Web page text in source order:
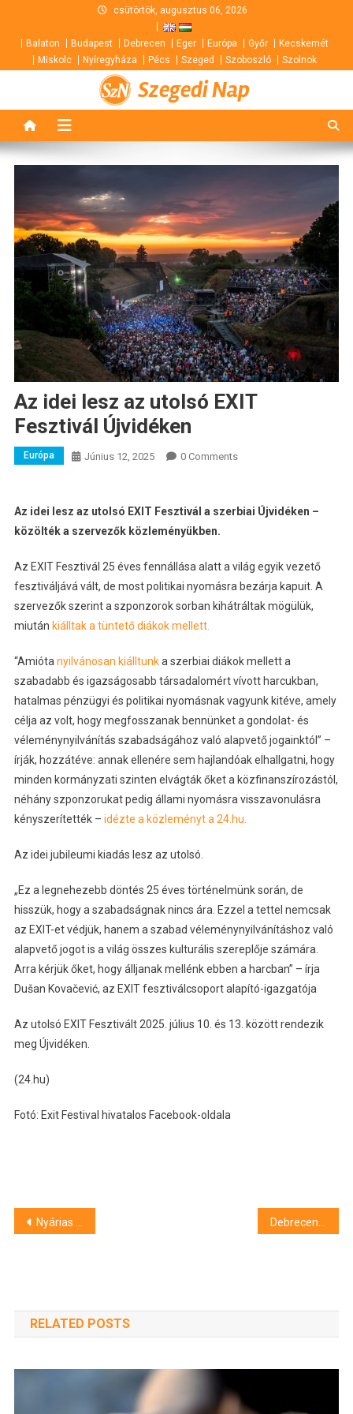
content
csütörtök, augusztus 06, 2026
Balaton Budapest Debrecen Eger Európa Győr
Kecskemét
Miskolc
Nyíregyháza Pécs Szeged Szoboszló Szolnok
Szegedi Nap
Az idei lesz az utolsó EXIT
Fesztivál Újvidéken
Európa Június 12, 2025 0 Comments
Az idei lesz az utolsó EXIT Fesztivál a szerbiai Újvidéken –
közölték a szervezők közleményükben.
Az EXIT Fesztivál 25 éves fennállása alatt a világ egyik vezető
fesztiváljává vált, de most politikai nyomásra bezárja kapuit. A
szervezők szerint a szponzorok sorban kihátráltak mögülük,
miután kiálltak a tüntető diákok mellett.
“Amióta nyilvánosan kiálltunka szerbiai diákok mellett a
szabadabb és igazságosabb társadalomért vívott harcukban,
hatalmas pénzügyi és politikai nyomásnak vagyunk kitéve, amely
célja az volt, hogy megfosszanak bennünket a gondolat- és
véleménynyilvánítás szabadságához való alapvető jogainktól” –
írják, hozzátéve: annak ellenére sem hajlandóak elhallgatni, hogy
minden kormányzati szinten elvágták őket a közfinanszírozástól,
néhány szponzorukat pedig állami nyomásra visszavonulásra
kényszerítették – idézte a közleményt a 24.hu.
Az idei jubileumi kiadás lesz az utolsó.
„Ez a legnehezebb döntés 25 éves történelmünk során, de
hisszük, hogy a szabadságnak nincs ára. Ezzel a tettel nemcsak
az EXIT-et védjük, hanem a szabad véleménynyilvánításhoz való
alapvető jogot is a világ összes kulturális szereplője számára.
Arra kérjük őket, hogy álljanak mellénk ebben a harcban” – írja
Dušan Kovačević, az EXIT fesztiválcsoport alapító-igazgatója
Az utolsó EXIT Fesztivált 2025. július 10. és 13. között rendezik
meg Újvidéken.
(24.hu)
Fotó: Exit Festival hivatalos Facebook-oldala
Bejegyzés
Nyárias időben marad részünk a hétvégén is
RELATED POSTS